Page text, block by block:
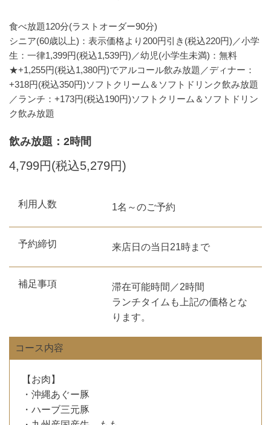
食べ放題120分(ラストオーダー90分)
シニア(60歳以上)：表示価格より200円引き(税込220円)／小学
生：一律1,399円(税込1,539円)／幼児(小学生未満)：無料
★+1,255円(税込1,380円)でアルコール飲み放題／ディナー：
+318円(税込350円)ソフトクリーム＆ソフトドリンク飲み放題
／ランチ：+173円(税込190円)ソフトクリーム＆ソフトドリン
ク飲み放題
飲み放題：2時間
4,799円(税込5,279円)
利用人数 1名～のご予約
予約締切 来店日の当日21時まで
補足事項
滞在可能時間／2時間
ランチタイムも上記の価格とな
ります。
コース内容
【お肉】
・沖縄あぐー豚
・ハーブ三元豚